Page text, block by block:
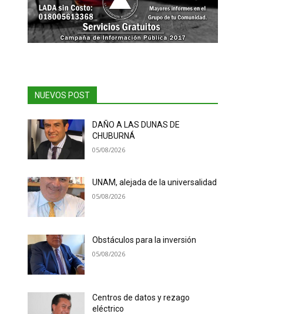
NUEVOS POST
DAÑO A LAS DUNAS DE
CHUBURNÁ
05/08/2026
UNAM, alejada de la universalidad
05/08/2026
Obstáculos para la inversión
05/08/2026
Centros de datos y rezago
eléctrico